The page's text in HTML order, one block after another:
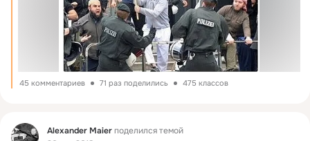
45 комментариев 71 раз поделились 475 классов
Фид Alexander Maierподелился темой